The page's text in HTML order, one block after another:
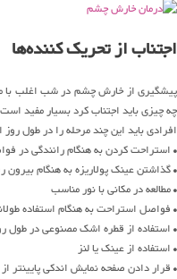
اجتناب از تحریک کننده‌ها
پیشگیری از خارش چشم در شب اغلب با
چه چیزی باید اجتناب کرد بسیار مفید
افرادی باید این چند مرحله را در طول
• استراحت کردن به هنگام رانندگی در
• گذاشتن عینک پولاریزه به هنگام بیرون
• مطالعه در مکانی با نور مناسب
• فواصل استراحت به هنگام استفاده
• استفاده از قطره اشک مصنوعی در طول
• استفاده از عینک یا لنز
• قرار دادن صفحه نمایش اندکی